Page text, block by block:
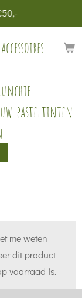
pasteltinten
me weten
dit product
voorraad is.